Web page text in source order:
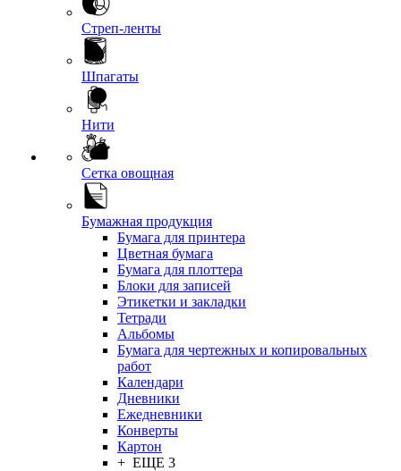
Стреп-ленты
Шпагаты
Нити
Сетка овощная
Бумажная продукция
Бумага для принтера
Цветная бумага
Бумага для плоттера
Блоки для записей
Этикетки и закладки
Тетради
Альбомы
Бумага для чертежных и копировальных
работ
Календари
Дневники
Ежедневники
Конверты
Картон
+ ЕЩЕ 3